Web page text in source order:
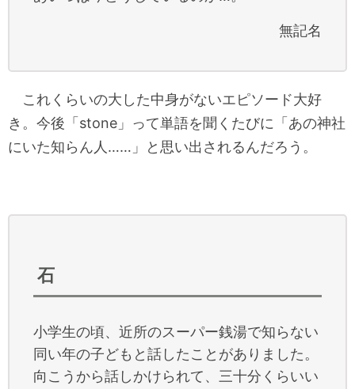
無記名
これくらいの大した中身がないエピソード大好
き。今後「stone」って単語を聞くたびに「あの神社
にいた知らん人……」と思い出されるんだろう。
石
小学生の頃、近所のスーパー銭湯で知らない
同い年の子どもと話したことがありました。
向こうから話しかけられて、三十分くらいい